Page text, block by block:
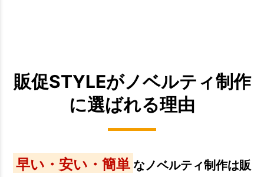
販促STYLEがノベルティ制作
に選ばれる理由
早い・安い・簡単 なノベルティ制作は販